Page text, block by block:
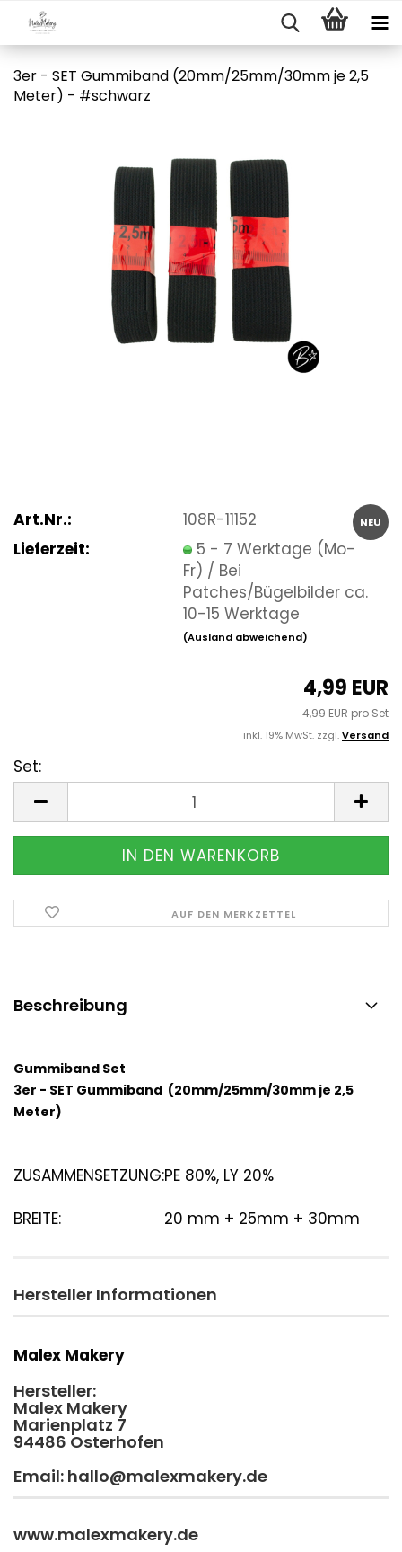
3er - SET Gummiband (20mm/25mm/30mm je 2,5
Meter) - #schwarz
NEU
Art.Nr.:
108R-11152
Lieferzeit:
5 - 7 Werktage (Mo-
Fr) / Bei
Patches/Bügelbilder ca.
10-15 Werktage
(Ausland abweichend)
4,99 EUR
4,99 EUR pro Set
inkl. 19% MwSt. zzgl.Versand
Set:
AUF DEN MERKZETTEL
Beschreibung
Gummiband Set
3er - SET Gummiband (20mm/25mm/30mm je 2,5
Meter)
ZUSAMMENSETZUNG:PE 80%, LY 20%
BREITE:
20 mm + 25mm + 30mm
Hersteller Informationen
Malex Makery
Hersteller:
Malex Makery
Marienplatz 7
94486 Osterhofen
Email: hallo@malexmakery.de
www.malexmakery.de